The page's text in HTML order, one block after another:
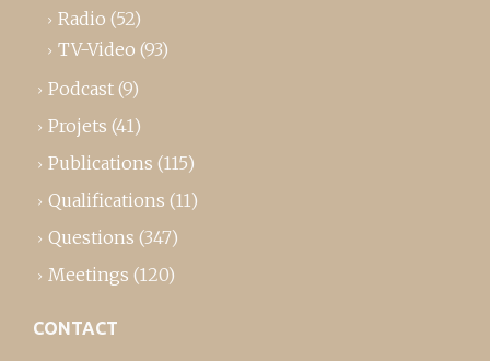
Radio (52)
TV-Video (93)
Podcast (9)
Projets (41)
Publications (115)
Qualifications (11)
Questions (347)
Meetings (120)
CONTACT